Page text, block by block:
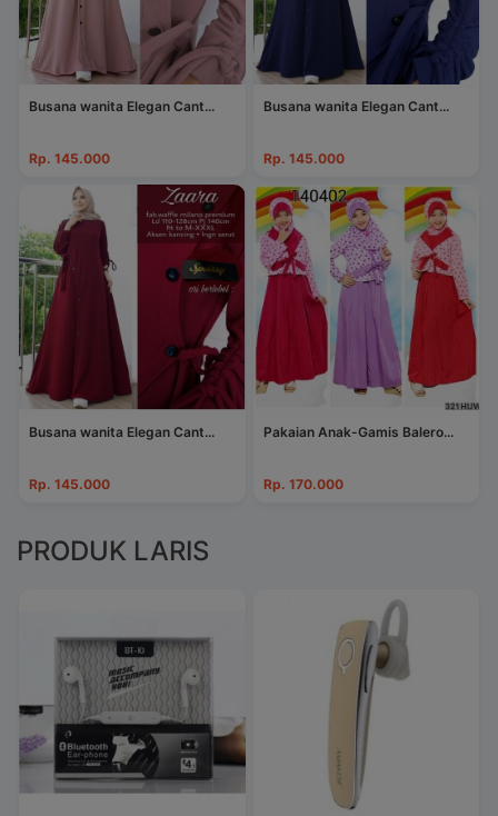
Busana wanita Elegan Cant...
Rp. 145.000
Busana wanita Elegan Cant...
Rp. 145.000
Busana wanita Elegan Cant...
Rp. 145.000
Pakaian Anak-Gamis Balero...
Rp. 170.000
PRODUK LARIS